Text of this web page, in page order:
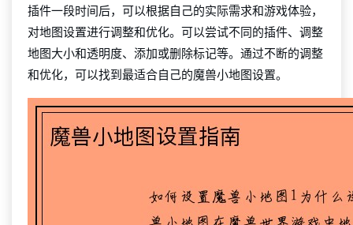
插件一段时间后，可以根据自己的实际需求和游戏体验，
对地图设置进行调整和优化。可以尝试不同的插件、调整
地图大小和透明度、添加或删除标记等。通过不断的调整
和优化，可以找到最适合自己的魔兽小地图设置。